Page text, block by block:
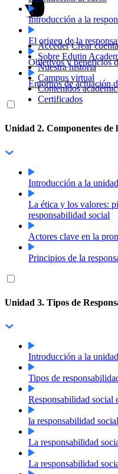
Acceder Crear cuenta
Sobre Edutin
Nuestra historia
Campus virtual
Contenidos
Certificados
Introducción a la
El origen de la
Objetivos y beneficios
Entornos de actuación
Unidad 2. Componentes de
Introducción a la
La ética y los valores:
responsabilidad social
Actores clave en la
Principios de la
Unidad 3. Tipos de
Introducción a la
Tipos de
Responsabilidad social
la responsabilidad
La responsabilidad
La responsabilidad